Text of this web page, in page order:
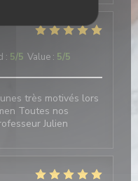
: 5/5 Value : 5/5
très motivés lors
Toutes nos
Julien